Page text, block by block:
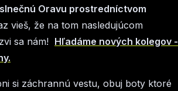
Oravu prostredníctvom
vieš, že na tom nasledujúcom
sa nám! Hľadáme nových kolegov -
si záchrannú vestu, obuj boty ktoré